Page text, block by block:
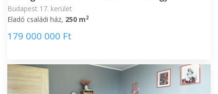
Budapest 17. kerület
Eladó családi ház, 250 m2
179 000 000 Ft